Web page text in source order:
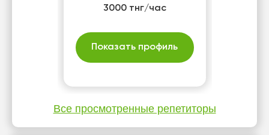
3000 тнг/час
Показать профиль
Все просмотренные репетиторы